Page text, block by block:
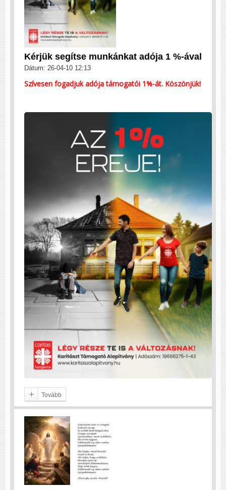
Kérjük segítse munkánkat adója 1 %-ával
Dátum: 26-04-10 12:13
Szívesen fogadjuk adója támogatói 1%-át. Köszönjük!
Tovább